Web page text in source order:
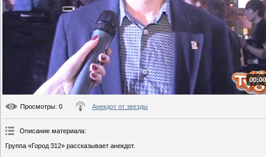
Просмотры: 0 Анекдот от звезды
Описание материала:
Группа «Город 312» рассказывает анекдот.